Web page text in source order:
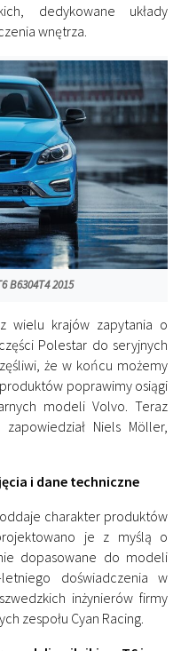
dedykowane układy
wnętrza.
B6304T4 2015
wielu krajów zapytania o
Polestar do seryjnych
że w końcu możemy
poprawimy osiągi
modeli Volvo. Teraz
zapowiedział Niels Möller,
i dane techniczne
charakter produktów
je z myślą o
dopasowane do modeli
doświadczenia w
inżynierów firmy
zespołu Cyan Racing.